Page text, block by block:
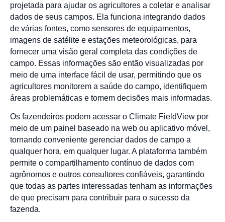
projetada para ajudar os agricultores a coletar e analisar
dados de seus campos. Ela funciona integrando dados
de várias fontes, como sensores de equipamentos,
imagens de satélite e estações meteorológicas, para
fornecer uma visão geral completa das condições de
campo. Essas informações são então visualizadas por
meio de uma interface fácil de usar, permitindo que os
agricultores monitorem a saúde do campo, identifiquem
áreas problemáticas e tomem decisões mais informadas.
Os fazendeiros podem acessar o Climate FieldView por
meio de um painel baseado na web ou aplicativo móvel,
tornando conveniente gerenciar dados de campo a
qualquer hora, em qualquer lugar. A plataforma também
permite o compartilhamento contínuo de dados com
agrônomos e outros consultores confiáveis, garantindo
que todas as partes interessadas tenham as informações
de que precisam para contribuir para o sucesso da
fazenda.